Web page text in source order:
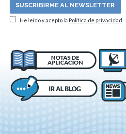
He leído y acepto la Política de privacidad